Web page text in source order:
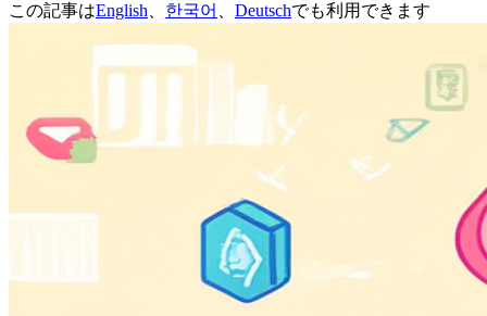
この記事はEnglish 한국어 Deutschでも利用できます